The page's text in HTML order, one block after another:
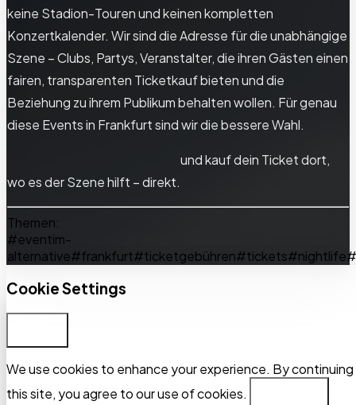
keine Stadion-Touren und keinen kompletten
Konzertkalender. Wir sind die Adresse für die unabhängige
Szene – Clubs, Partys, Veranstalter, die ihren Gästen einen
fairen, transparenten Ticketkauf bieten und die
Beziehung zu ihrem Publikum behalten wollen. Für genau
diese Events in Frankfurt sind wir die bessere Wahl.
und kauf dein Ticket dort,
wo es der Szene hilft – direkt.
Themen:
#eventim-
alternative#frankfurt#ticketgebühren#tickets#nightlife#
Cookie Settings
We use cookies to enhance your experience. By
this site, you agree to our use of cookies.